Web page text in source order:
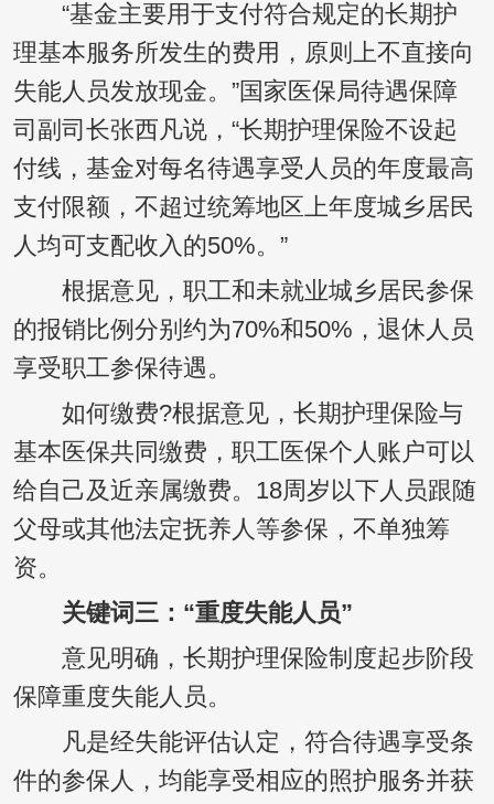
“基金主要用于支付符合规定的长期护
理基本服务所发生的费用，原则上不直接向
失能人员发放现金。”国家医保局待遇保障
司副司长张西凡说，“长期护理保险不设起
付线，基金对每名待遇享受人员的年度最高
支付限额，不超过统筹地区上年度城乡居民
人均可支配收入的50%。”
根据意见，职工和未就业城乡居民参保
的报销比例分别约为70%和50%，退休人员
享受职工参保待遇。
如何缴费?根据意见，长期护理保险与
基本医保共同缴费，职工医保个人账户可以
给自己及近亲属缴费。18周岁以下人员跟随
父母或其他法定抚养人等参保，不单独筹
资。
关键词三：“重度失能人员”
意见明确，长期护理保险制度起步阶段
保障重度失能人员。
凡是经失能评估认定，符合待遇享受条
件的参保人，均能享受相应的照护服务并获